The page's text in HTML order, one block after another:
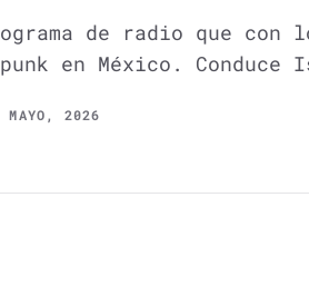
de radio que con
en México. Conduce
MAYO, 2026